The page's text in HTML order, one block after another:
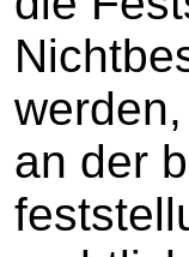
an der